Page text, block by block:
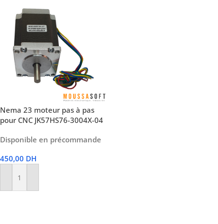
Nema 23 moteur pas à pas
pour CNC JK57HS76-3004X-04
Disponible en précommande
450,00 DH
Ajouter Au Panier